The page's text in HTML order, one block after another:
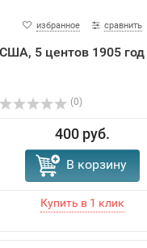
избранное сравнить
США, 5 центов 1905 год
(0)
400 руб.
В корзину